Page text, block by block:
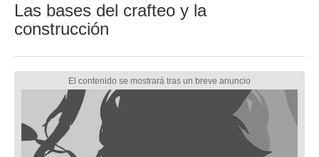
Las bases del crafteo y la
construcción